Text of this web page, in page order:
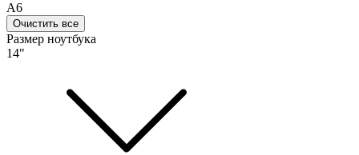
A6
Очистить все
Размер ноутбука
14"